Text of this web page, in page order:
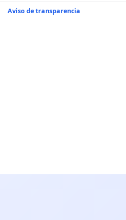
Aviso de transparencia